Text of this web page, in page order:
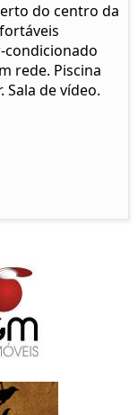
do centro da
condicionado
rede. Piscina
de vídeo.